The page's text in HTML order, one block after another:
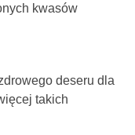
kwasów
deseru dla
takich